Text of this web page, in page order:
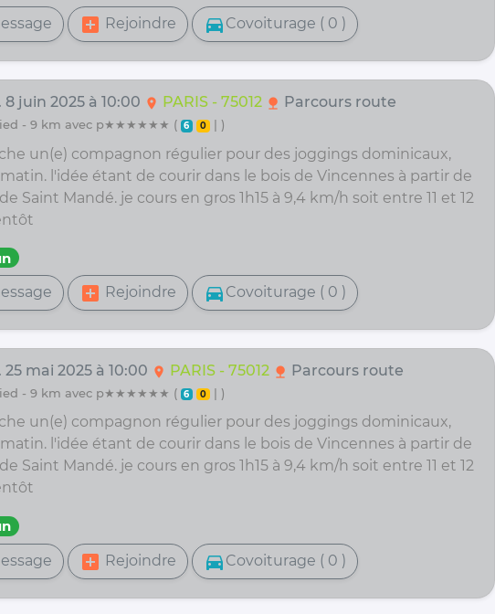
add_box Rejoindre directions_car Covoiturage ( 0 )
8 juin 2025 à 10:00 location_on PARIS - 75012 nature Parcours route
- 9 km avec p★★★★★★ ( 6 0 | )
un(e) compagnon régulier pour des joggings dominicaux,
l'idée étant de courir dans le bois de Vincennes à partir de
Saint Mandé. je cours en gros 1h15 à 9,4 km/h soit entre 11 et 12
add_box Rejoindre directions_car Covoiturage ( 0 )
25 mai 2025 à 10:00 location_on PARIS - 75012 nature Parcours route
- 9 km avec p★★★★★★ ( 6 0 | )
un(e) compagnon régulier pour des joggings dominicaux,
l'idée étant de courir dans le bois de Vincennes à partir de
Saint Mandé. je cours en gros 1h15 à 9,4 km/h soit entre 11 et 12
add_box Rejoindre directions_car Covoiturage ( 0 )